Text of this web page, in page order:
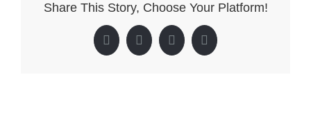
Share This Story, Choose Your Platform!
Facebook
X LinkedInPinterest